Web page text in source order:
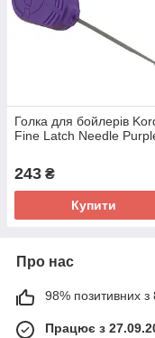
Голка для бойлерів
Fine Latch Needle
243 ₴
Купити
Про нас
98% позитивних з
Працює з